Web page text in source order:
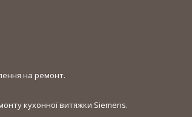
на ремонт.
кухонної витяжки Siemens.